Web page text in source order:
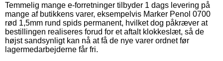
Temmelig mange e-forretninger tilbyder 1 dags levering på
mange af butikkens varer, eksempelvis Marker Penol 0700
rød 1,5mm rund spids permanent, hvilket dog påkræver at
bestillingen realiseres forud for et aftalt klokkeslæt, så de
højst sandsynligt kan nå at få de nye varer ordnet før
lagermedarbejderne får fri.